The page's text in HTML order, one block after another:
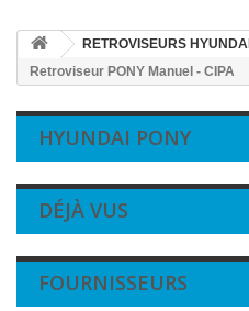
RETROVISEURS HYUNDAI
Retroviseur PONY Manuel - CIPA
HYUNDAI PONY
DÉJÀ VUS
FOURNISSEURS